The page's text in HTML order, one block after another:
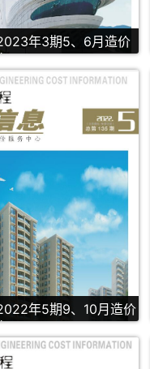
年3期5、6月造价
年5期9、10月造价